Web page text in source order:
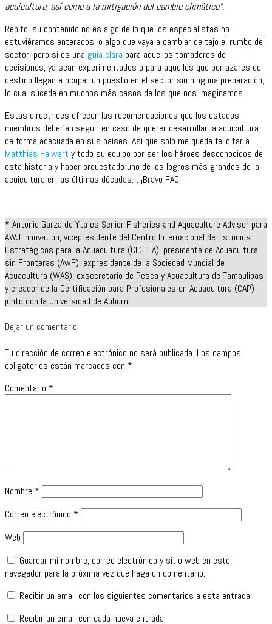
acuicultura, así como a la mitigación del cambio climático”.
Repito, su contenido no es algo de lo que los especialistas no
estuviéramos enterados, o algo que vaya a cambiar de tajo el rumbo del
sector, pero sí es una guía clara para aquellos tomadores de
decisiones, ya sean experimentados o para aquellos que por azares del
destino llegan a ocupar un puesto en el sector sin ninguna preparación;
lo cual sucede en muchos más casos de los que nos imaginamos.
Estas directrices ofrecen las recomendaciones que los estados
miembros deberían seguir en caso de querer desarrollar la acuicultura
de forma adecuada en sus países. Así que solo me queda felicitar a
Matthias Halwart y todo su equipo por ser los héroes desconocidos de
esta historia y haber orquestado uno de los logros más grandes de la
acuicultura en las últimas décadas… ¡Bravo FAO!
* Antonio Garza de Yta es Senior Fisheries and Aquaculture Advisor para
AWJ Innovation, vicepresidente del Centro Internacional de Estudios
Estratégicos para la Acuacultura (CIDEEA), presidente de Acuacultura
sin Fronteras (AwF), expresidente de la Sociedad Mundial de
Acuacultura (WAS), exsecretario de Pesca y Acuacultura de Tamaulipas
y creador de la Certificación para Profesionales en Acuacultura (CAP)
junto con la Universidad de Auburn.
Dejar un comentario
Tu dirección de correo electrónico no será publicada. Los campos
obligatorios están marcados con *
Comentario *
Nombre *
Correo electrónico *
Web
Guardar mi nombre, correo electrónico y sitio web en este
navegador para la próxima vez que haga un comentario.
Recibir un email con los siguientes comentarios a esta entrada.
Recibir un email con cada nueva entrada.